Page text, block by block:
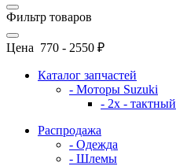
Фильтр товаров
Цена 770 - 2550 ₽
Каталог запчастей
- Моторы Suzuki
- 2x - тактный
Распродажа
- Одежда
- Шлемы